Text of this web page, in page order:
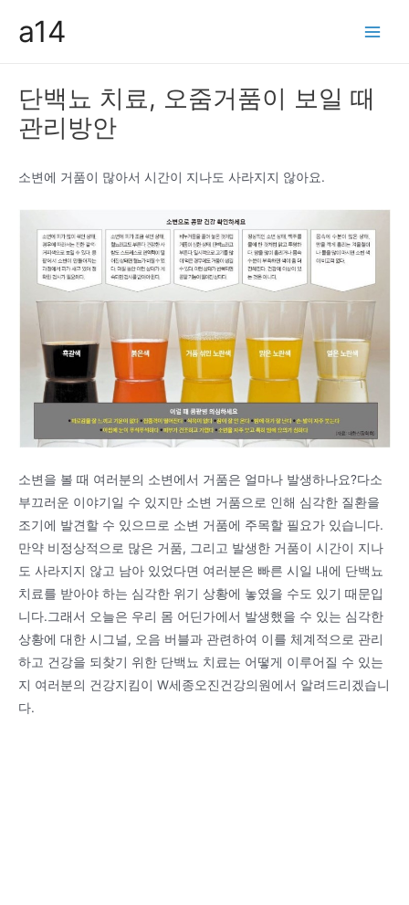
a14
단백뇨 치료, 오줌거품이 보일 때
관리방안
소변에 거품이 많아서 시간이 지나도 사라지지 않아요.
소변을 볼 때 여러분의 소변에서 거품은 얼마나 발생하나요?다소
부끄러운 이야기일 수 있지만 소변 거품으로 인해 심각한 질환을
조기에 발견할 수 있으므로 소변 거품에 주목할 필요가 있습니다.
만약 비정상적으로 많은 거품, 그리고 발생한 거품이 시간이 지나
도 사라지지 않고 남아 있었다면 여러분은 빠른 시일 내에 단백뇨
치료를 받아야 하는 심각한 위기 상황에 놓였을 수도 있기 때문입
니다.그래서 오늘은 우리 몸 어딘가에서 발생했을 수 있는 심각한
상황에 대한 시그널, 오음 버블과 관련하여 이를 체계적으로 관리
하고 건강을 되찾기 위한 단백뇨 치료는 어떻게 이루어질 수 있는
지 여러분의 건강지킴이 W세종오진건강의원에서 알려드리겠습니
다.